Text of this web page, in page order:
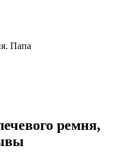
Папа
ремня,